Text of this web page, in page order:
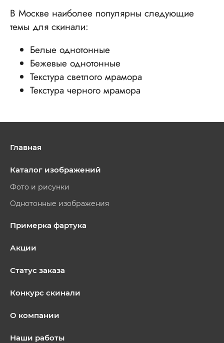
В Москве наиболее популярны следующие
темы для скинали:
Белые однотонные
Бежевые однотонные
Текстура светлого мрамора
Текстура черного мрамора
Главная
Каталог изображений
Фото и рисунки
Однотонные изображения
Примерка фартука
Акции
Статус заказа
Конкурс скинали
О компании
Наши работы